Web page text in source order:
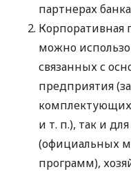
партнерах
Корпоративная
можно
связанных с
предприятия
и т. п.), так и
(официальных
программ),